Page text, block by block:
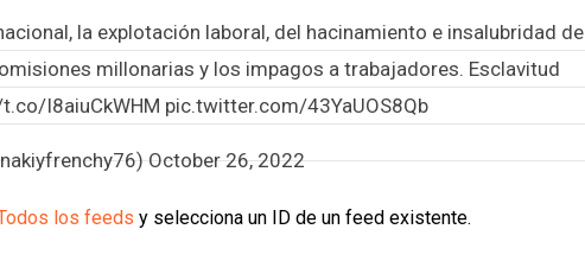
, la explotación laboral, del hacinamiento e insalubridad de
millonarias y los impagos a trabajadores. Esclavitud
I8aiuCkWHM pic.twitter.com/43YaUOS8Qb
October 26, 2022
los feeds y selecciona un ID de un feed existente.